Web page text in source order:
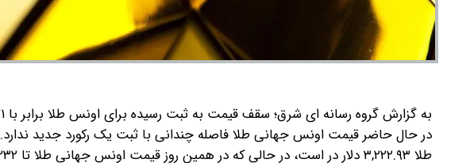
در حال حاضر قیمت اونس جهانی طلا فاصله چندانی با ثبت یک رکورد جدید ندارد.